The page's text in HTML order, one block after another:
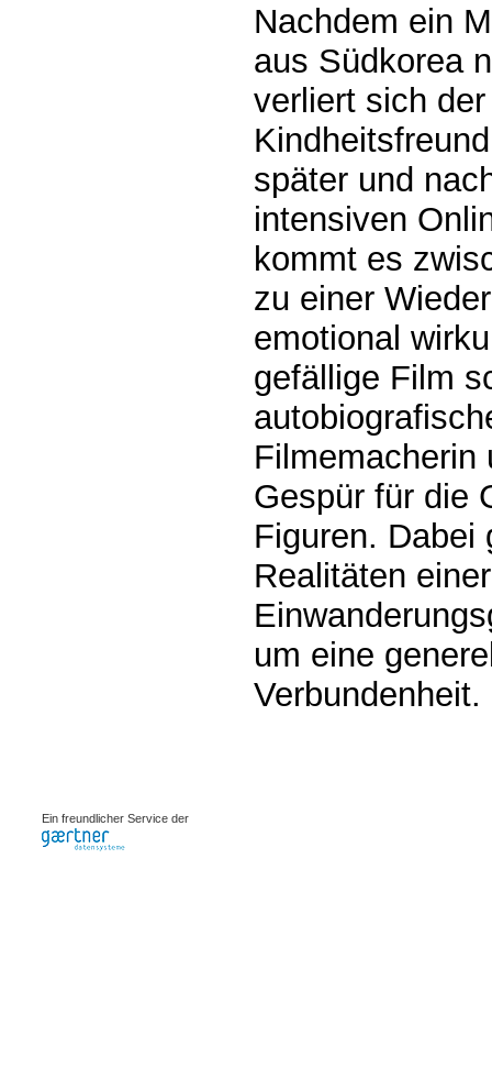
Nachdem ein
aus Südkorea
verliert sich
später und
intensiven
kommt es
zu einer
emotional
gefällige Film
Filmemacherin
Gespür für die
Figuren. Dabei
Realitäten
um eine
Verbundenheit.
Ein freundlicher Service der